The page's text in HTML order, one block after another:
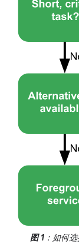
图 1：如何选